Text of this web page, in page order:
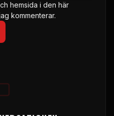
hemsida i den här
kommenterar.